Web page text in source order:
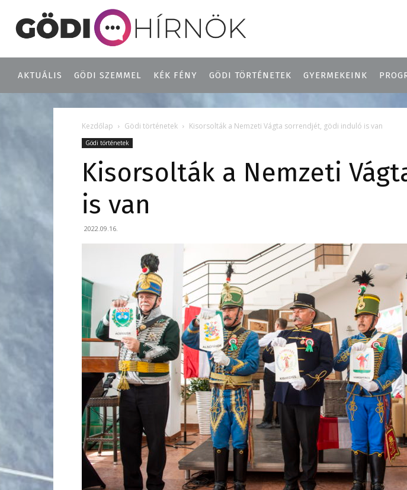
AKTUÁLIS GÖDI SZEMMEL KÉK FÉNY GÖDI TÖRTÉNETEK GYERMEKEINK
Kezdőlap Gödi történetek Kisorsolták a Nemzeti Vágta sorrendjét, gödi induló is van
Gödi történetek
Kisorsolták a Nemzeti
is van
2022.09.16.